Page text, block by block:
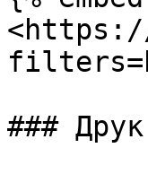
<https://
###